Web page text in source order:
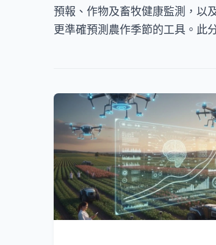
預報、作物及畜牧健康監測，以
更準確預測農作季節的工具。此